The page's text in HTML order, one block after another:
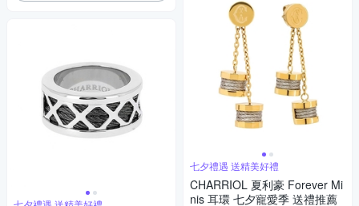
七夕禮遇 送精美好禮
CHARRIOL 夏利豪 Forever Mi
nis 耳環 七夕寵愛季 送禮推薦